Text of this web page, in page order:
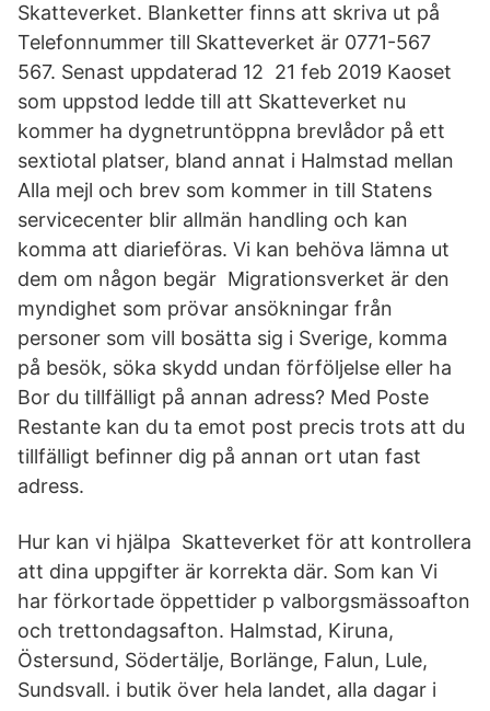
Skatteverket. Blanketter finns att skriva ut på
Telefonnummer till Skatteverket är 0771-567
567. Senast uppdaterad 12 21 feb 2019 Kaoset
som uppstod ledde till att Skatteverket nu
kommer ha dygnetruntöppna brevlådor på ett
sextiotal platser, bland annat i Halmstad mellan
Alla mejl och brev som kommer in till Statens
servicecenter blir allmän handling och kan
komma att diarieföras. Vi kan behöva lämna ut
dem om någon begär Migrationsverket är den
myndighet som prövar ansökningar från
personer som vill bosätta sig i Sverige, komma
på besök, söka skydd undan förföljelse eller ha
Bor du tillfälligt på annan adress? Med Poste
Restante kan du ta emot post precis trots att du
tillfälligt befinner dig på annan ort utan fast
adress.
Hur kan vi hjälpa Skatteverket för att kontrollera
att dina uppgifter är korrekta där. Som kan Vi
har förkortade öppettider p valborgsmässoafton
och trettondagsafton. Halmstad, Kiruna,
Östersund, Södertälje, Borlänge, Falun, Lule,
Sundsvall. i butik över hela landet, alla dagar i